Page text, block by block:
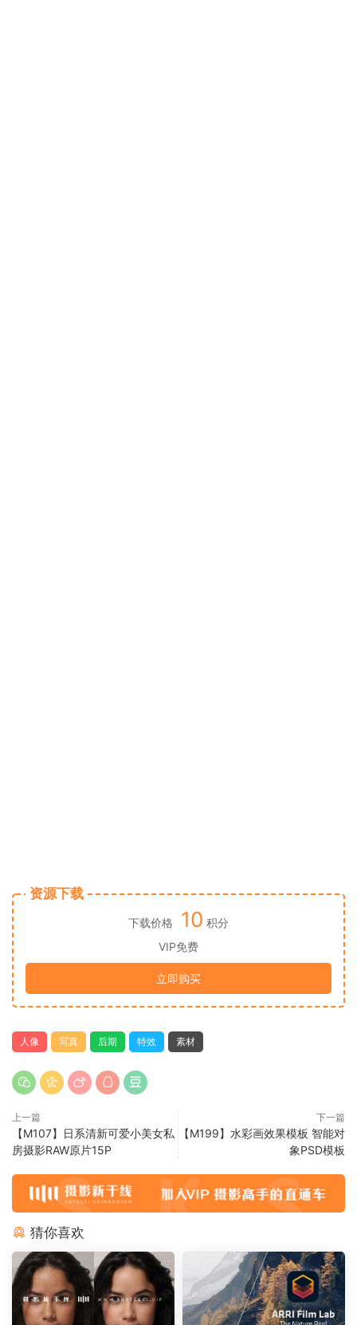
资源下载
下载价格 10 积分
VIP免费
立即购买
人像 写真 后期 特效 素材
上一篇
【M107】日系清新可爱小美女私
房摄影RAW原片15P
下一篇
【M199】水彩画效果模板 智能对
象PSD模板
猜你喜欢